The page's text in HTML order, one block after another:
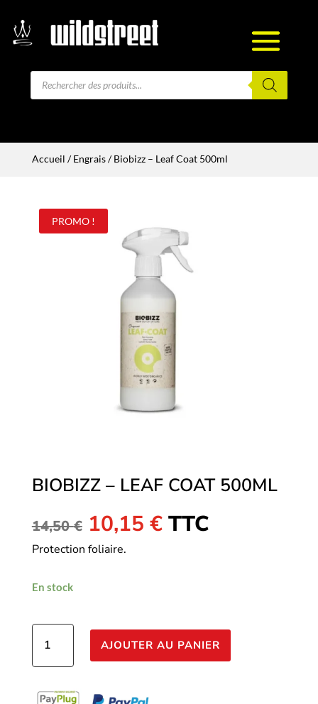
Recherche
Accueil /Engrais/ Biobizz – Leaf Coat 500ml
PROMO !
BIOBIZZ – LEAF COAT 500ML
14,50€ Le
prix
initial
10,15 €Le
prix
TTC
Protection foliaire.
En stock
quantité
Biobizz
Leaf
AJOUTER AU PANIER